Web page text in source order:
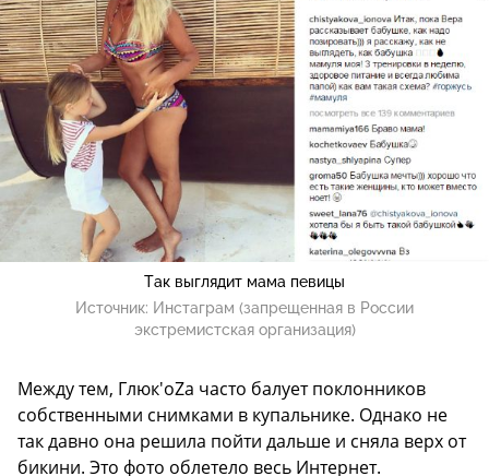
Так выглядит мама певицы
Источник: Инстаграм (запрещенная в России
экстремистская организация)
Между тем, Глюк'oZа часто балует поклонников
собственными снимками в купальнике. Однако не
так давно она решила пойти дальше и сняла верх от
бикини. Это фото облетело весь Интернет.